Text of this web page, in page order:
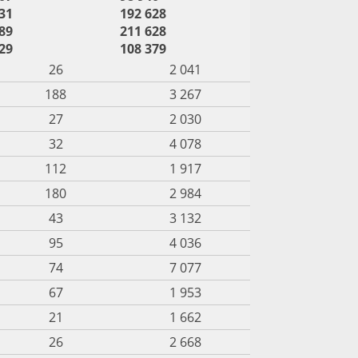
192 628
211 628
108 379
26
2 041
188
3 267
27
2 030
32
4 078
112
1 917
180
2 984
43
3 132
95
4 036
74
7 077
67
1 953
21
1 662
26
2 668